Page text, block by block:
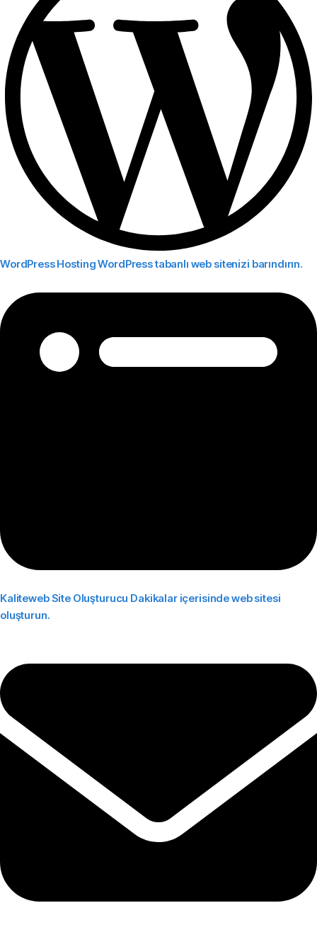
WordPress HostingWordPress tabanlı web sitenizi barındırın.
Kaliteweb Site Oluşturucu Dakikalar içerisinde web sitesi
oluşturun.